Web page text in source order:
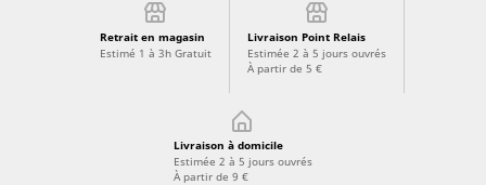
Retrait en magasin
Estimé 1 à 3h Gratuit
Livraison Point Relais
Estimée 2 à 5 jours ouvrés
À partir de 5 €
Livraison à domicile
Estimée 2 à 5 jours ouvrés
À partir de 9 €